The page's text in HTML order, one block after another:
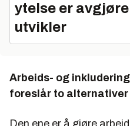
ytelse er
utvikler
Arbeids- og
foreslår to